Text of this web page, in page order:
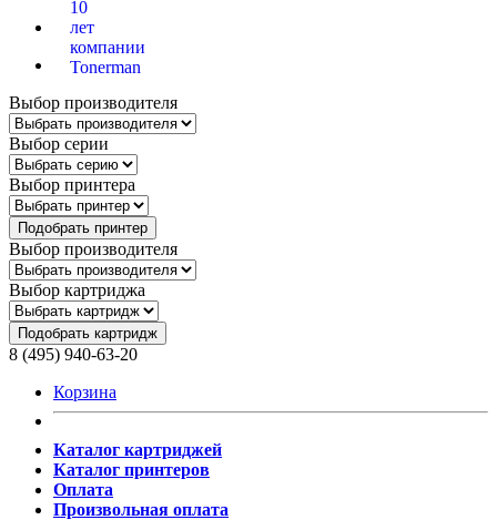
Выбор производителя
Выбор серии
Выбор принтера
Подобрать принтер
Выбор производителя
Выбор картриджа
Подобрать картридж
8 (495) 940-63-20
Корзина
Каталог картриджей
Каталог принтеров
Оплата
Произвольная оплата